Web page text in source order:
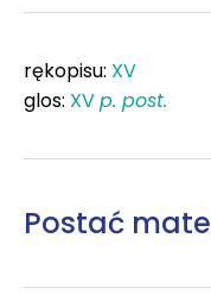
rękopisu: XV
glos: XVp. post.
Postać